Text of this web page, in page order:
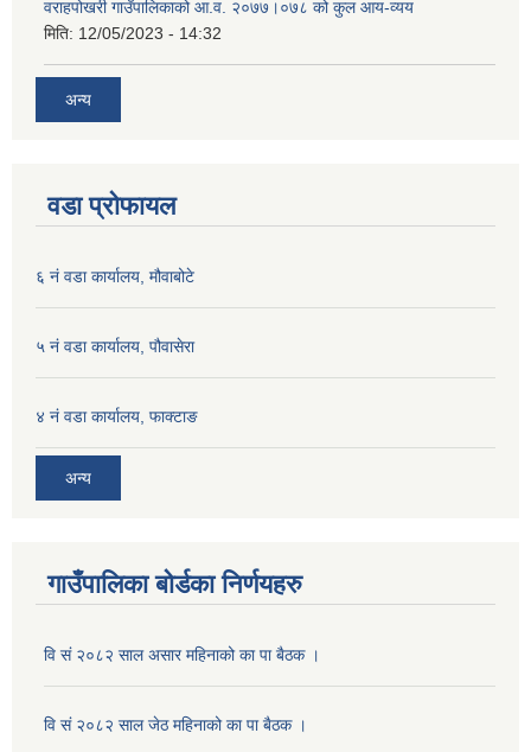
वराहपोखरी गाउँपालिकाको आ.व. २०७७।०७८ को कुल आय-व्यय
मिति: 12/05/2023 - 14:32
अन्य
वडा प्रोफायल
६ नं वडा कार्यालय, मौवाबोटे
५ नं वडा कार्यालय, पौवासेरा
४ नं वडा कार्यालय, फाक्टाङ
अन्य
गाउँपालिका बोर्डका निर्णयहरु
वि सं २०८२ साल असार महिनाको का पा बैठक ।
वि सं २०८२ साल जेठ महिनाको का पा बैठक ।